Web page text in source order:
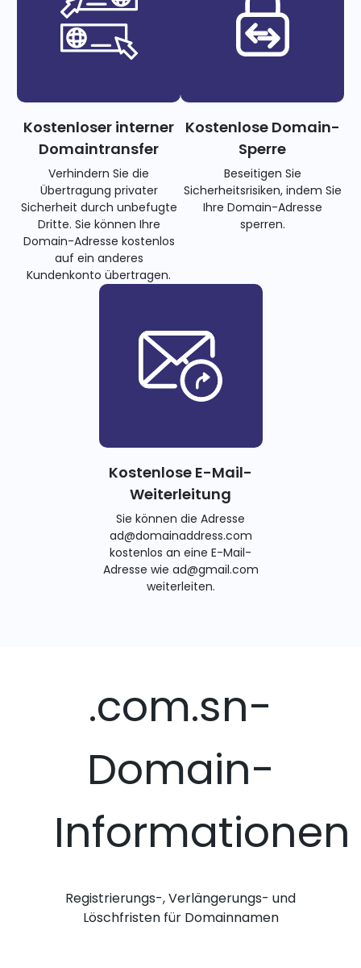
Kostenloser interner
Domaintransfer
Verhindern Sie die
Übertragung privater
Sicherheit durch unbefugte
Dritte. Sie können Ihre
Domain-Adresse kostenlos
auf ein anderes
Kundenkonto übertragen.
Kostenlose Domain-
Sperre
Beseitigen Sie
Sicherheitsrisiken, indem Sie
Ihre Domain-Adresse
sperren.
Kostenlose E-Mail-
Weiterleitung
Sie können die Adresse
ad@domainaddress.com
kostenlos an eine E-Mail-
Adresse wie ad@gmail.com
weiterleiten.
.com.sn-
Domain-
Informationen
Registrierungs-, Verlängerungs- und
Löschfristen für Domainnamen